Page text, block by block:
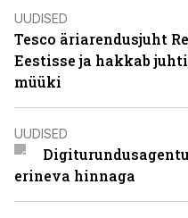
UUDISED
Tesco äriarendusjuht
Eestisse ja hakkab
müüki
UUDISED
erineva hinnaga